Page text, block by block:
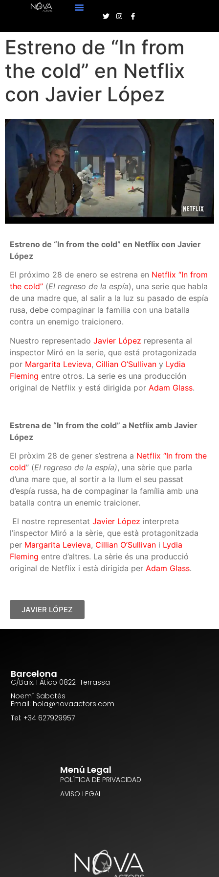
Estreno de “In from
the cold” en Netflix
con Javier López
Estreno de “In from the cold” en Netflix con Javier
López
El próximo 28 de enero se estrena en Netflix “In from
the cold” (El regreso de la espía), una serie que habla
de una madre que, al salir a la luz su pasado de espía
rusa, debe compaginar la familia con una batalla
contra un enemigo traicionero.
Nuestro representado Javier López representa al
inspector Miró en la serie, que está protagonizada
por Margarita Levieva, Cillian O’Sullivan y Lydia
Fleming entre otros. La serie es una producción
original de Netflix y está dirigida por Adam Glass.
Estrena de “In from the cold” a Netflix amb Javier
López
El pròxim 28 de gener s’estrena a Netflix “In from the
cold” (El regreso de la espía), una sèrie que parla
d’una mare que, al sortir a la llum el seu passat
d’espía russa, ha de compaginar la família amb una
batalla contra un enemic traicioner.
El nostre representat Javier López interpreta
l’inspector Miró a la sèrie, que està protagonitzada
per Margarita Levieva, Cillian O’Sullivan i Lydia
Fleming entre d’altres. La sèrie és una producció
original de Netflix i està dirigida per Adam Glass.
JAVIER LÓPEZ
Barcelona
C/Baix, 1 Ático 08221 Terrassa
Noemí Sabatés
Email: hola@novaactors.com
Tel: +34 627929957
Menú Legal
POLÍTICA DE PRIVACIDAD
AVISO LEGAL